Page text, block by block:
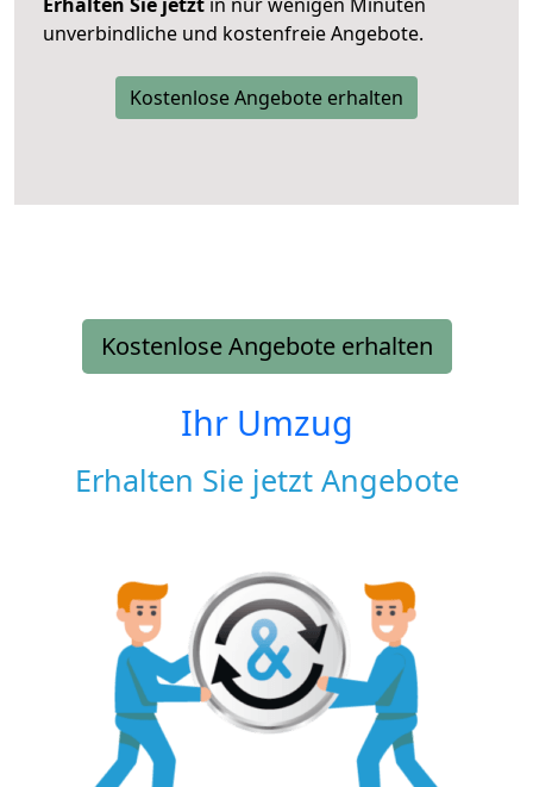
unverbindliche und kostenfreie Angebote.
Kostenlose Angebote erhalten
Kostenlose Angebote erhalten
Ihr Umzug
Erhalten Sie jetzt Angebote